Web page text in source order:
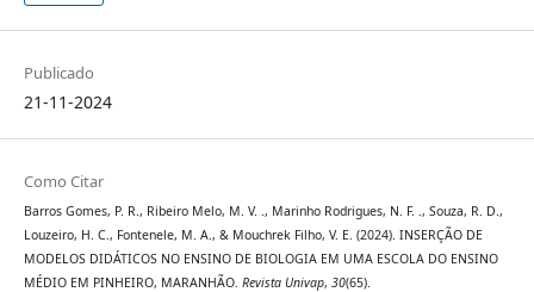
Publicado
21-11-2024
Como Citar
Barros Gomes, P. R., Ribeiro Melo, M. V. ., Marinho Rodrigues, N. F. ., Souza, R. D.,
Louzeiro, H. C., Fontenele, M. A., & Mouchrek Filho, V. E. (2024). INSERÇÃO DE
MODELOS DIDÁTICOS NO ENSINO DE BIOLOGIA EM UMA ESCOLA DO ENSINO
MÉDIO EM PINHEIRO, MARANHÃO. Revista Univap, 30(65).